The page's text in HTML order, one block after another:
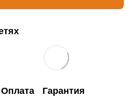
Оплата Гарантия